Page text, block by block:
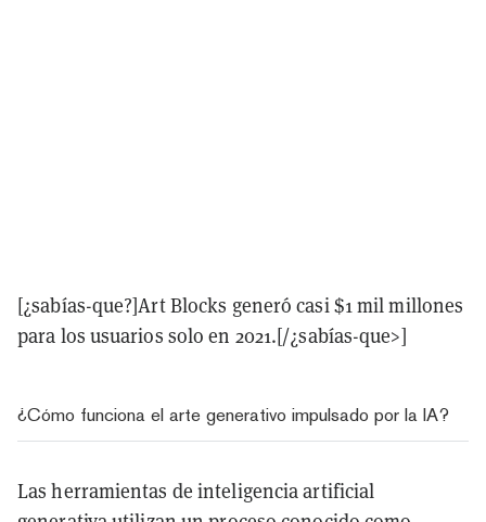
[¿sabías-que?]Art Blocks generó casi $1 mil millones
para los usuarios solo en 2021.[/¿sabías-que>]
¿Cómo funciona el arte generativo impulsado por la IA?
Las herramientas de inteligencia artificial